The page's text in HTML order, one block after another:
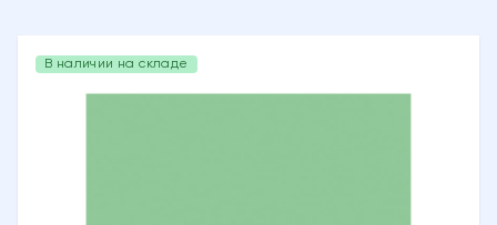
В наличии на складе